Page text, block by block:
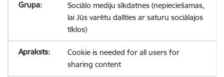
Sociālo mediju sīkdatnes (nepieciešamas,
lai Jūs varētu dalīties ar saturu sociālajos
tīklos)
Cookie is needed for all users for
sharing content